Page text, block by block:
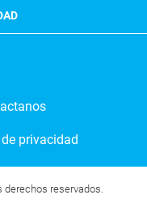
privacidad
derechos reservados.